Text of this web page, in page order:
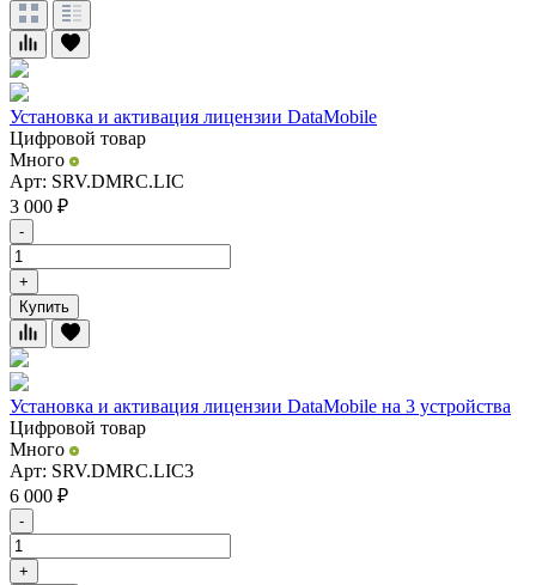
Установка и активация лицензии DataMobile
Цифровой товар
Много
Арт: SRV.DMRC.LIC
3 000 ₽
-
+
Купить
Установка и активация лицензии DataMobile на 3 устройства
Цифровой товар
Много
Арт: SRV.DMRC.LIC3
6 000 ₽
-
+